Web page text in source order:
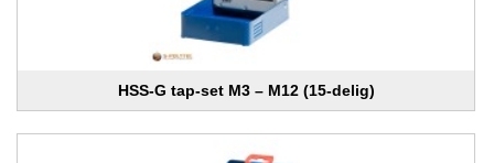
HSS-G tap-set M3 – M12 (15-delig)